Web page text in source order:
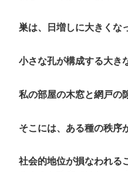
巣は、日増しに大きくな
小さな孔が構成する大き
私の部屋の木窓と網戸の
そこには、ある種の秩序
社会的地位が損なわれる